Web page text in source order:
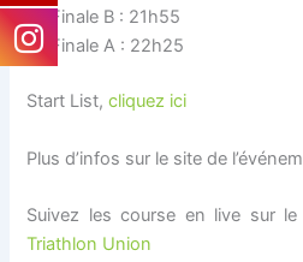
Finale B : 21h55
Finale A : 22h25
Start List,cliquez ici
Plus d’infos sur le site de
Suivez les course en live sur le
Triathlon Union